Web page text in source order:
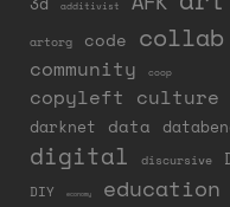
additivist
artorg code collab
community coop
copyleft culture
darknet data
digital discursive
DIY economy education